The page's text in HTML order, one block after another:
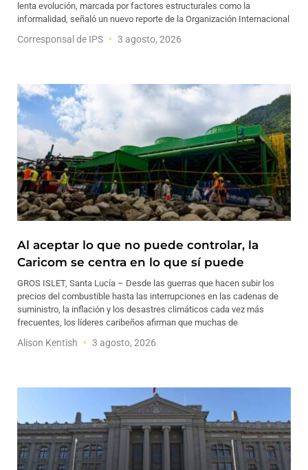
lenta evolución, marcada por factores estructurales como la
informalidad, señaló un nuevo reporte de la Organización Internacional
Corresponsal de IPS 3 agosto, 2026
Al aceptar lo que no puede controlar, la
Caricom se centra en lo que sí puede
GROS ISLET, Santa Lucía – Desde las guerras que hacen subir los
precios del combustible hasta las interrupciones en las cadenas de
suministro, la inflación y los desastres climáticos cada vez más
frecuentes, los líderes caribeños afirman que muchas de
Alison Kentish 3 agosto, 2026